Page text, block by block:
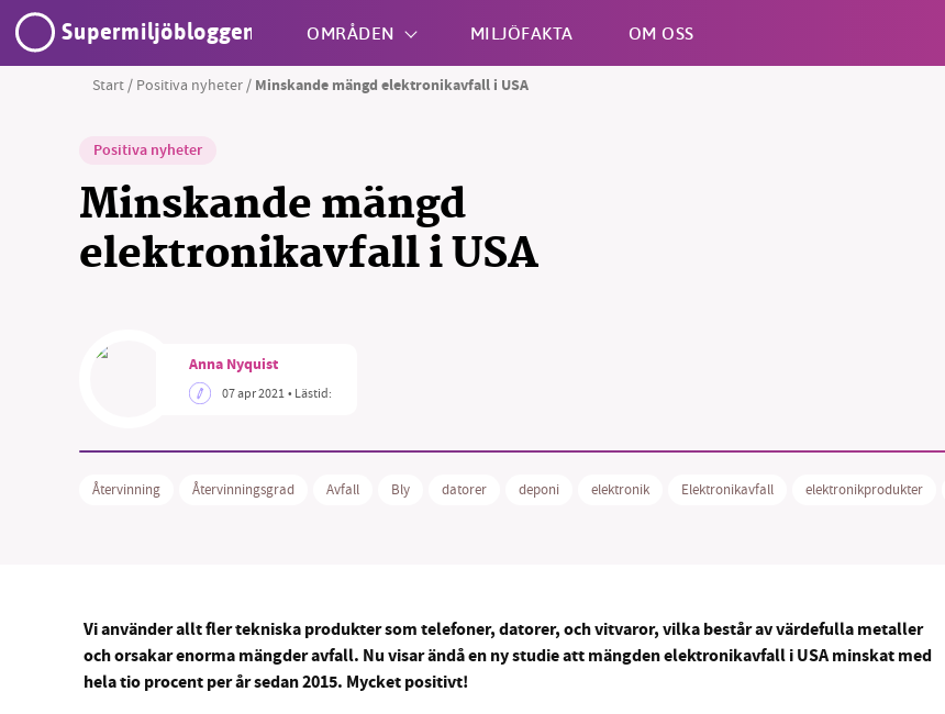
Supermiljöbloggen OMRÅDEN MILJÖFAKTA OM OSS
Start / Positiva nyheter / Minskande mängd elektronikavfall i USA
Positiva nyheter
Minskande mängd
elektronikavfall i USA
Anna Nyquist
07 apr 2021• Lästid:
Återvinning Återvinningsgrad Avfall Bly datorer deponi elektronik Elektronikavfall elektronikprodukter
Vi använder allt fler tekniska produkter som telefoner, datorer, och vitvaror, vilka består av värdefulla metaller
och orsakar enorma mängder avfall. Nu visar ändå en ny studie att mängden elektronikavfall i USA minskat med
hela tio procent per år sedan 2015. Mycket positivt!
Stötta vårt arbete genom att swisha en slant till